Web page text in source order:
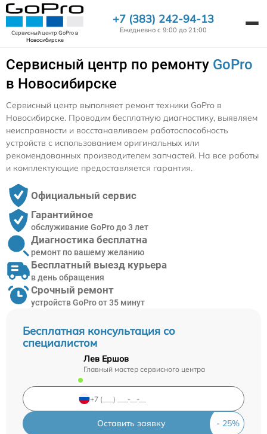
Сервисный центр GoProв
Новосибирске
+7 (383) 242-94-13
Ежедневно с 9:00 до 21:00
Сервисный центр по ремонту GoPro
в Новосибирске
Бесплатная консультация со
специалистом
Лев Ершов
Главный мастер сервисного центра
Оставить заявку
Сервисный центр выполняет ремонт техники GoPro в
Новосибирске. Проводим бесплатную диагностику, выявляем
неисправности и восстанавливаем работоспособность
устройств с использованием оригинальных или
рекомендованных производителем запчастей. На все работы
и комплектующие предоставляется гарантия.
Официальный сервис
Гарантийное
обслуживание GoPro до 3 лет
Диагностика бесплатна
ремонт по вашему желанию
Бесплатный выезд курьера
в день обращения
Срочный ремонт
устройств GoPro от 35 минут